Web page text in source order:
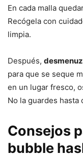
En cada malla
Recógela con
limpia.
Después,
para que se seque
en un lugar fresco,
No la guardes hasta
Consejos
bubble